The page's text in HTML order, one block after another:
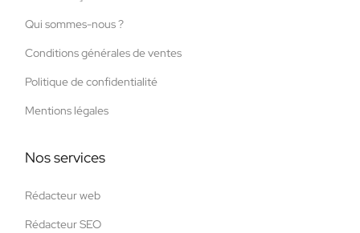
Qui sommes-nous ?
Conditions générales de ventes
Politique de confidentialité
Mentions légales
Nos services
Rédacteur web
Rédacteur SEO